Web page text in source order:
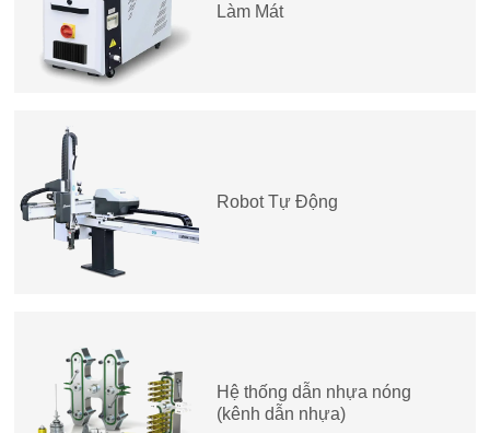
Làm Mát
Robot Tự Động
Hệ thống dẫn nhựa nóng
(kênh dẫn nhựa)